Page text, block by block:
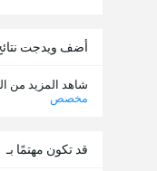
أضف ويدجت
شاهد المزيد من
مخصص
قد تكون مهتمًا بـ